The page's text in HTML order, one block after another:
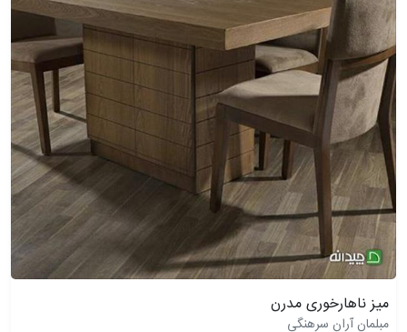
میز ناهارخوری مدرن
مبلمان آران سرهنگی